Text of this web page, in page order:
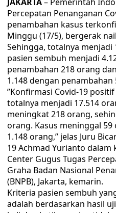
Percepatan Penanganan
penambahan kasus
Minggu (17/5), bergerak
Sehingga, totalnya menjadi
pasien sembuh menjadi
penambahan 218 orang
1.148 dengan penambahan
”Konfirmasi Covid-19
totalnya menjadi 17.514
meningkat 218 orang,
orang. Kasus meninggal
1.148 orang,” jelas Juru
19 Achmad Yurianto
Center Gugus Tugas
Graha Badan Nasional
(BNPB), Jakarta, kemarin.
Kriteria pasien sembuh
adalah berdasarkan hasil